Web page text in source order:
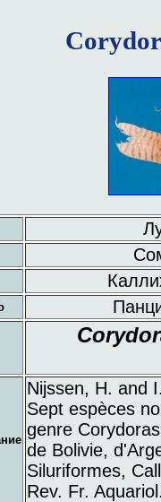
Nijssen, H. and
Sept espèces
genre
de Bolivie,
Siluriformes,
Rev. Fr.